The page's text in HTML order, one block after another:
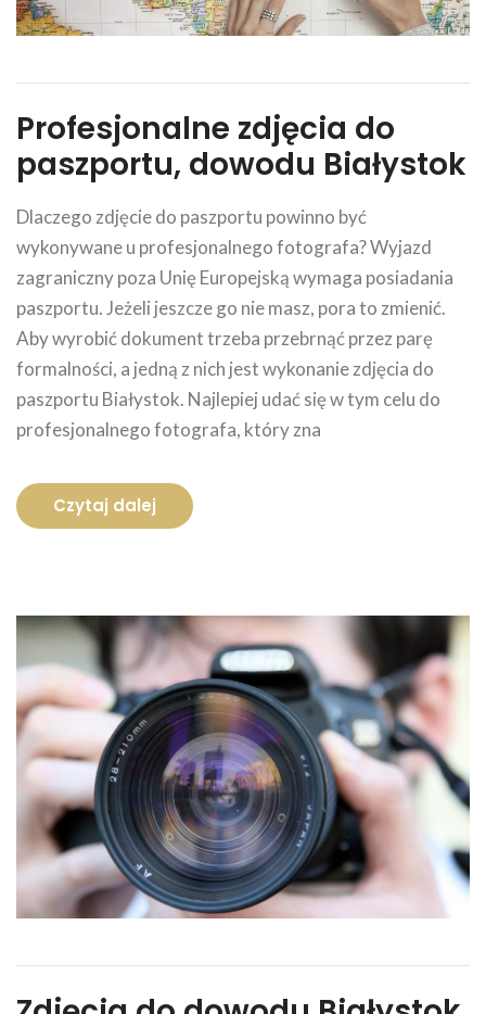
Profesjonalne zdjęcia do
paszportu, dowodu Białystok
Dlaczego zdjęcie do paszportu powinno być
wykonywane u profesjonalnego fotografa? Wyjazd
zagraniczny poza Unię Europejską wymaga posiadania
paszportu. Jeżeli jeszcze go nie masz, pora to zmienić.
Aby wyrobić dokument trzeba przebrnąć przez parę
formalności, a jedną z nich jest wykonanie zdjęcia do
paszportu Białystok. Najlepiej udać się w tym celu do
profesjonalnego fotografa, który zna
Czytaj dalej